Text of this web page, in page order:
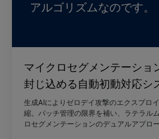
アルゴリズムなのです。
マイクロセグメンテーショ
封じ込める自動初動対応シ
生成AIによりゼロデイ攻撃のエクスプロ
縮。パッチ管理の限界を補い、ラテラル
ロセグメンテーションのデュアルアプロ